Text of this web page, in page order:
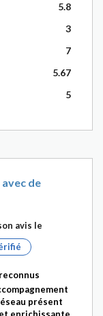
5.8
3
7
5.67
5
de
avis le
présent